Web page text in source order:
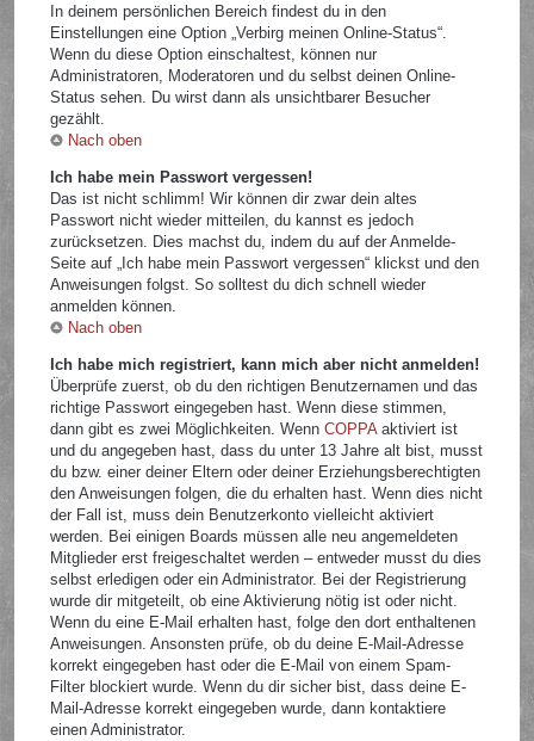
In deinem persönlichen Bereich findest du in den
Einstellungen eine Option „Verbirg meinen Online-Status“.
Wenn du diese Option einschaltest, können nur
Administratoren, Moderatoren und du selbst deinen Online-
Status sehen. Du wirst dann als unsichtbarer Besucher
gezählt.
Nach oben
Ich habe mein Passwort vergessen!
Das ist nicht schlimm! Wir können dir zwar dein altes
Passwort nicht wieder mitteilen, du kannst es jedoch
zurücksetzen. Dies machst du, indem du auf der Anmelde-
Seite auf „Ich habe mein Passwort vergessen“ klickst und den
Anweisungen folgst. So solltest du dich schnell wieder
anmelden können.
Nach oben
Ich habe mich registriert, kann mich aber nicht anmelden!
Überprüfe zuerst, ob du den richtigen Benutzernamen und das
richtige Passwort eingegeben hast. Wenn diese stimmen,
dann gibt es zwei Möglichkeiten. WennCOPPAaktiviert ist
und du angegeben hast, dass du unter 13 Jahre alt bist, musst
du bzw. einer deiner Eltern oder deiner Erziehungsberechtigten
den Anweisungen folgen, die du erhalten hast. Wenn dies nicht
der Fall ist, muss dein Benutzerkonto vielleicht aktiviert
werden. Bei einigen Boards müssen alle neu angemeldeten
Mitglieder erst freigeschaltet werden – entweder musst du dies
selbst erledigen oder ein Administrator. Bei der Registrierung
wurde dir mitgeteilt, ob eine Aktivierung nötig ist oder nicht.
Wenn du eine E-Mail erhalten hast, folge den dort enthaltenen
Anweisungen. Ansonsten prüfe, ob du deine E-Mail-Adresse
korrekt eingegeben hast oder die E-Mail von einem Spam-
Filter blockiert wurde. Wenn du dir sicher bist, dass deine E-
Mail-Adresse korrekt eingegeben wurde, dann kontaktiere
einen Administrator.